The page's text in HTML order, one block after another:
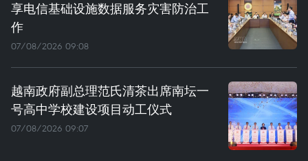
享电信基础设施数据服务灾害防治工
作
07/08/2026 09:08
越南政府副总理范氏清茶出席南坛一
号高中学校建设项目动工仪式
07/08/2026 09:07